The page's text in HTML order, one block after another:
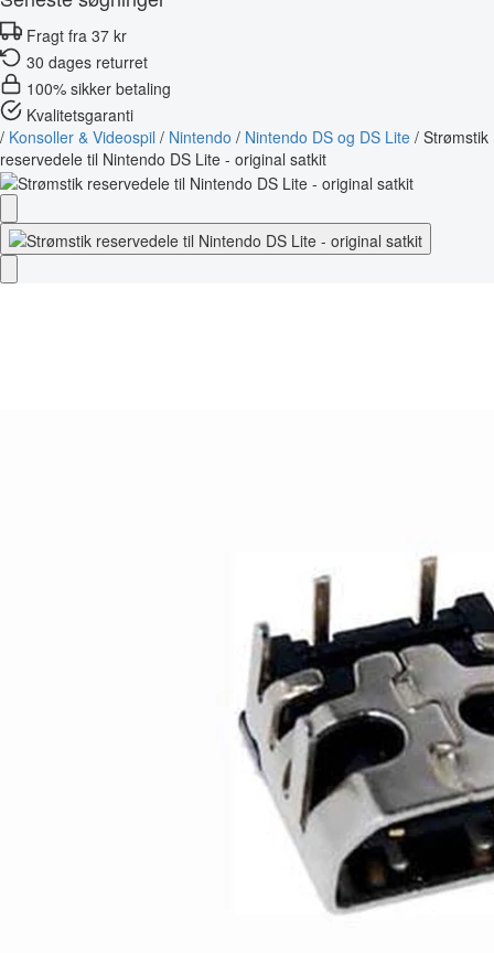
Fragt fra 37 kr
30 dages returret
100% sikker betaling
Kvalitetsgaranti
/ Konsoller & Videospil / Nintendo / Nintendo DS og DS Lite / Strømstik
reservedele til Nintendo DS Lite - original satkit